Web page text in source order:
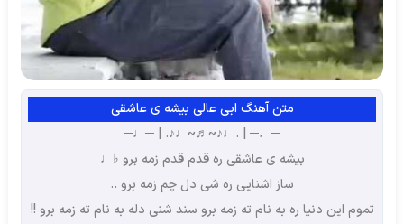
متن آهنگ ابی عالی بیشه ی عاشقی
─♩─ | .♩♪~♬~♩♪. | ─♩─
بیشه ی عاشقی ره قدم قدم زمه برو ♭♩
ساز اشنایی ره شی دل چم زمه برو ..
تموم این دنیا ره به نام ته زمه برو سند شنی دله به نام ته زمه برو !!